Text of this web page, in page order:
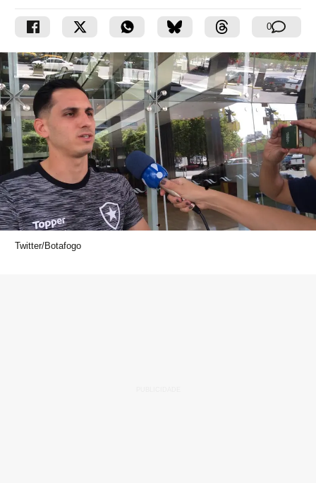
0
Twitter/Botafogo